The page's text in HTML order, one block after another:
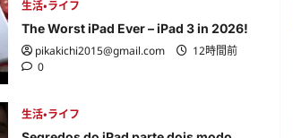
生活・ライフ
The Worst iPad Ever – iPad 3 in 2026!
pikakichi2015@gmail.com
12時間前
0
生活・ライフ